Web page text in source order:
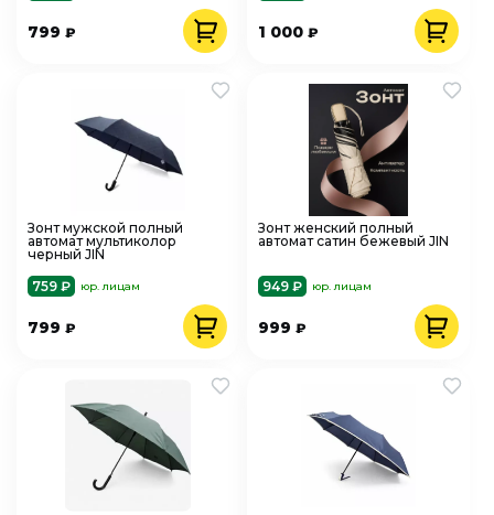
799 ₽ 1 000₽
Зонт мужской полный
автомат мультиколор
черный JIN
759 ₽
юр. лицам
799 ₽
Зонт женский полный
автомат сатин бежевый JIN
949 ₽ юр. лицам
999₽